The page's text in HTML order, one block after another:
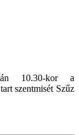
10.30-kor a
szentmisét Szűz